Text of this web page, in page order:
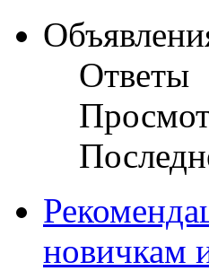
Ответы
новичкам